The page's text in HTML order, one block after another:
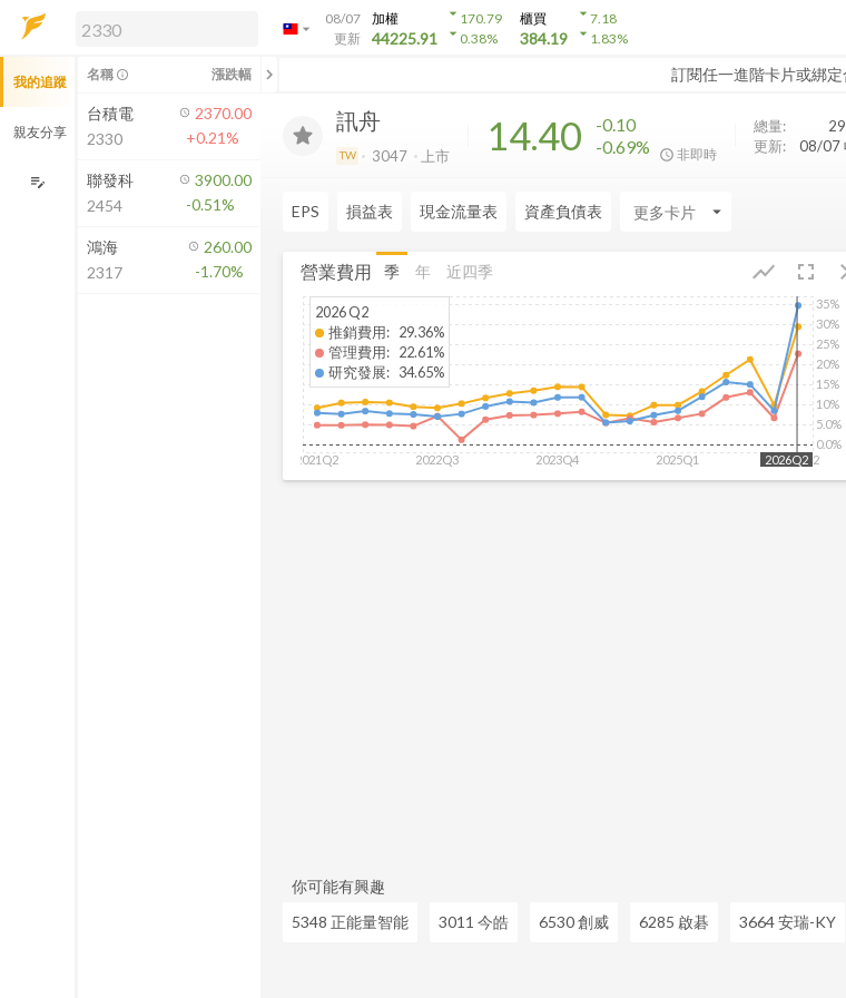
arrow_drop_down
08/07
更新
加權
44225.91
arrow_drop_down170.79
arrow_drop_down0.38%
櫃買
384.19
arrow_drop_down7.18
arrow_drop_down1.83%
訂閱任一進階卡片或綁
解鎖即時行情及進階功能
方案」，即可解鎖以下功能：
即時行情
即時市況與排行
成交金額熱力圖
前往方案訂閱
如何綁定合作券商
訊舟
TW 3047 上市 14.40
-0.10
-0.69%
非即時
總量:
更新:
08/07
EPS 損益表 現金流量表 資產負債表 arrow_drop_down
營業費用 fullscreen
show_chart
季 年 近四季
2021Q2 2022Q3 2023Q4 2025Q1 2026Q2
0.0%
5.0%
10%
15%
20%
25%
30%
35%
2026Q2
2026 Q2
推銷費用: 29.36%
管理費用: 22.61%
研究發展: 34.65%
你可能有興趣
5348 正能量智能
3011 今皓 6530 創威 6285 啟碁 3664 安瑞-KY
我的追蹤
親友分享
edit_note
名稱 info_outline 漲跌幅 chevron_left
台積電
2330
2370.00
+0.21%
聯發科
2454
3900.00
-0.51%
鴻海
2317
260.00
-1.70%